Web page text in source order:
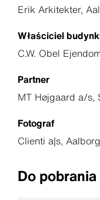
Erik Arkitekter,
Właściciel
C.W. Obel
Partner
MT Højgaard a/s,
Fotograf
Clienti a|s,
Do pobrania